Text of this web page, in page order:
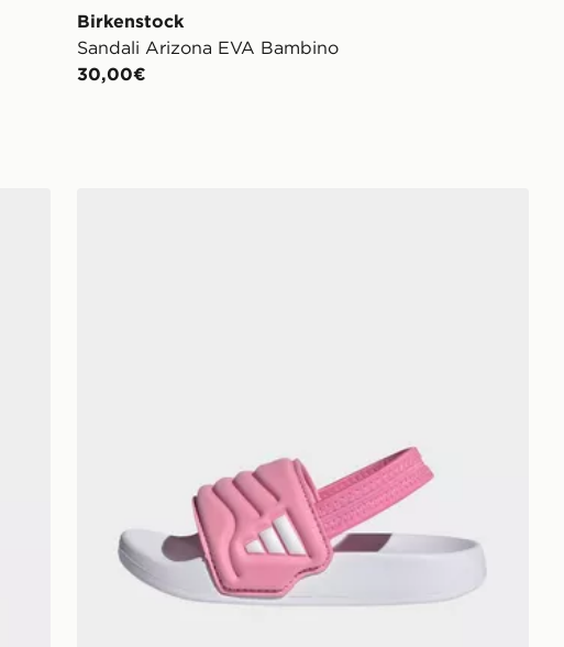
Birkenstock
Sandali Arizona EVA Bambino
30,00€